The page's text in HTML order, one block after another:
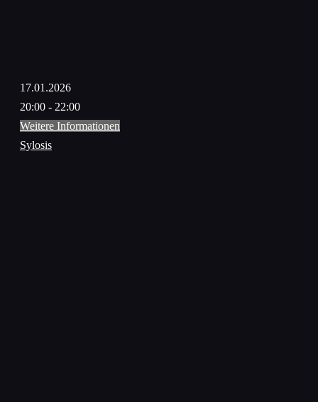
17.01.2026
20:00 - 22:00
Weitere Informationen
Sylosis